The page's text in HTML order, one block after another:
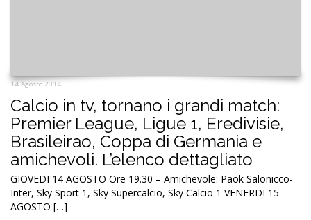
14 Agosto 2014
Calcio in tv, tornano i grandi match:
Premier League, Ligue 1, Eredivisie,
Brasileirao, Coppa di Germania e
amichevoli. L’elenco dettagliato
GIOVEDI 14 AGOSTO Ore 19.30 – Amichevole: Paok Salonicco-
Inter, Sky Sport 1, Sky Supercalcio, Sky Calcio 1 VENERDI 15
AGOSTO […]